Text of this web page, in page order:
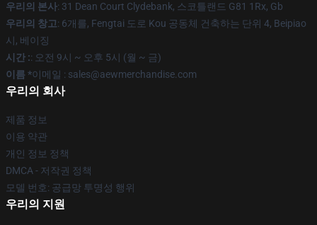
우리의 본사: 31 Dean Court Clydebank, 스코틀랜드 G81 1Rx, Gb
우리의 창고: 6개를, Fengtai 도로 Kou 공동체 건축하는 단위 4, Beipiao
시, 베이징
시간 :: 오전 9시 ~ 오후 5시 (월 ~ 금)
이름 *이메일 : sales@aewmerchandise.com
우리의 회사
제품 정보
이용 약관
개인 정보 정책
DMCA - 저작권 정책
모델 번호: 공급망 투명성 행위
우리의 지원